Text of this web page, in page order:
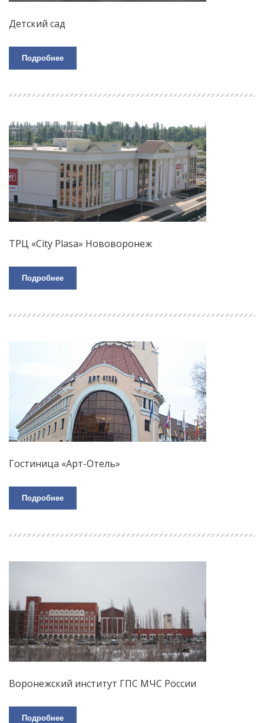
Детский сад
Подробнее
ТРЦ «City Plasa» Нововоронеж
Подробнее
Гостиница «Арт-Отель»
Подробнее
Воронежский институт ГПС МЧС России
Подробнее